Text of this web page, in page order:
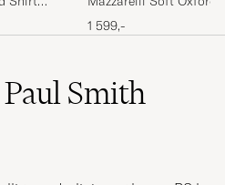
Down Shirt White
1 599,-
Smith